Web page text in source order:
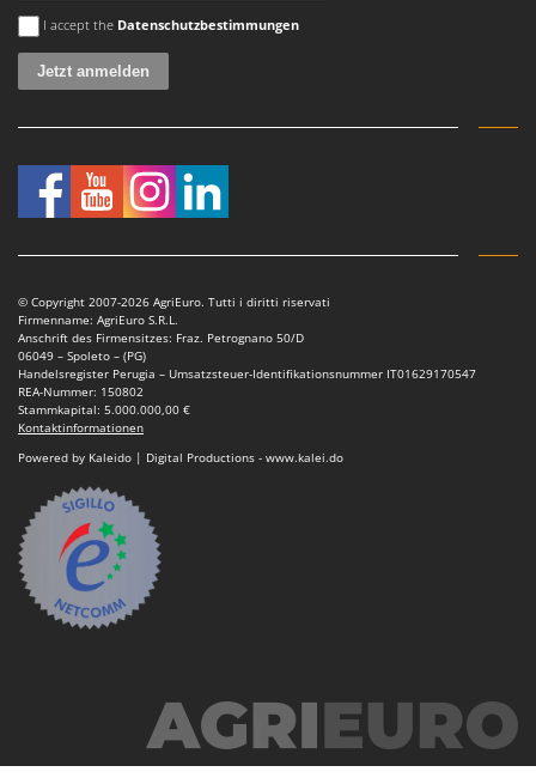
Es ist ein Fehler aufgetreten
I accept the Datenschutzbestimmungen
© Copyright 2007-2026 AgriEuro. Tutti i diritti riservati
Firmenname: AgriEuro S.R.L.
Anschrift des Firmensitzes: Fraz. Petrognano 50/D
06049 – Spoleto – (PG)
Handelsregister Perugia – Umsatzsteuer-Identifikationsnummer IT01629170547
REA-Nummer: 150802
Stammkapital: 5.000.000,00 €
Kontaktinformationen
Powered by Kaleido | Digital Productions - www.kalei.do